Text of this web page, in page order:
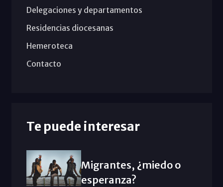
Delegaciones y departamentos
Residencias diocesanas
Hemeroteca
Contacto
Te puede interesar
Migrantes, ¿miedo o
esperanza?